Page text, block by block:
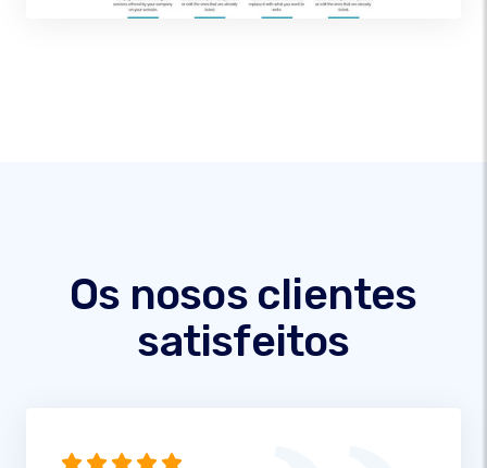
Os nosos clientes
satisfeitos